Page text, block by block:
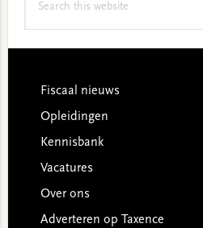
Footer
Fiscaal nieuws
Opleidingen
Kennisbank
Vacatures
Over ons
Adverteren op Taxence